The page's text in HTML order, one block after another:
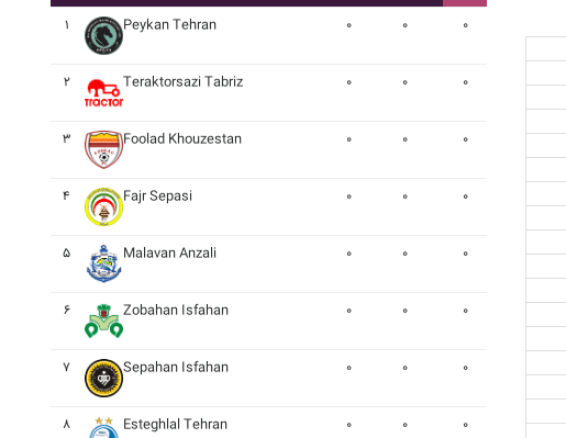
۱
Peykan Tehran ۰ ۰ ۰
۲ Teraktorsazi Tabriz ۰ ۰ ۰
۳ Foolad Khouzestan ۰ ۰ ۰
۴ Fajr Sepasi ۰ ۰ ۰
۵ Malavan Anzali ۰ ۰ ۰
۶ Zobahan Isfahan ۰ ۰ ۰
۷ Sepahan Isfahan ۰ ۰ ۰
۸ Esteghlal Tehran ۰ ۰ ۰